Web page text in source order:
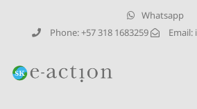
Whatsapp
Phone: +57 318 1683259
Email: